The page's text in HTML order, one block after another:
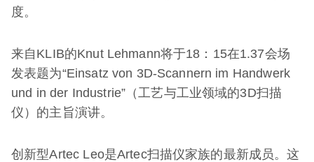
度。
来自KLIB的Knut Lehmann将于18：15在1.37会场
发表题为“Einsatz von 3D-Scannern im Handwerk
und in der Industrie”（工艺与工业领域的3D扫描
仪）的主旨演讲。
创新型Artec Leo是Artec扫描仪家族的最新成员。这